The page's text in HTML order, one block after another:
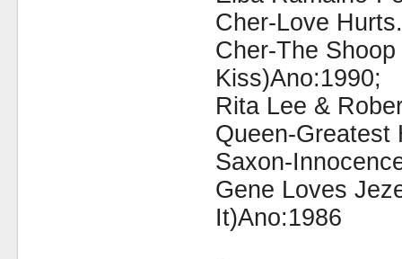
Cher-Love
Cher-The
Kiss)Ano:1990;
Rita Lee &
Queen-Greatest
Saxon-
Gene Loves
It)Ano:1986